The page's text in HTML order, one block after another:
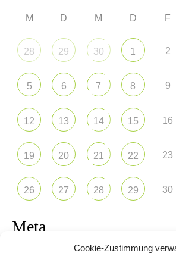
Cookie-Zustimmung
M D M D F
28 29 30 1 2
5 6 7 8 9
12 13 14 15 16
19 20 21 22 23
26 27 28 29 30
Meta